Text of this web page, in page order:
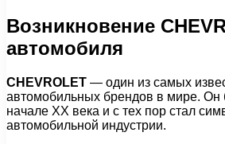
Возникновение
автомобиля
CHEVROLET — один из самых
автомобильных брендов в мире. Он
начале XX века и с тех пор стал
автомобильной индустрии.